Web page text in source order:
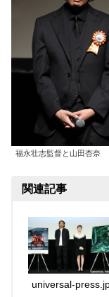
福永壮志監督と山田杏奈
関連記事
universal-